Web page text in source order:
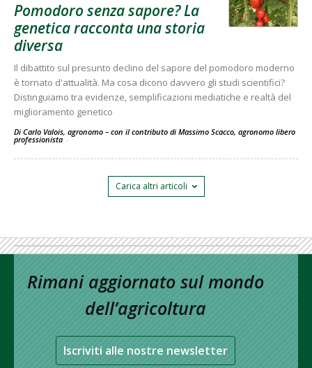
Pomodoro senza sapore? La
genetica racconta una storia
diversa
Il dibattito sul presunto declino del sapore del pomodoro moderno
è tornato d'attualità. Ma cosa dicono davvero gli studi scientifici?
Distinguiamo tra evidenze, semplificazioni mediatiche e realtà del
miglioramento genetico
Di Carlo Valois, agronomo – con il contributo di Massimo Scacco, agronomo libero
professionista -
Carica altri articoli
Rimani aggiornato sul mondo
dell’agricoltura
Iscriviti alle nostre newsletter